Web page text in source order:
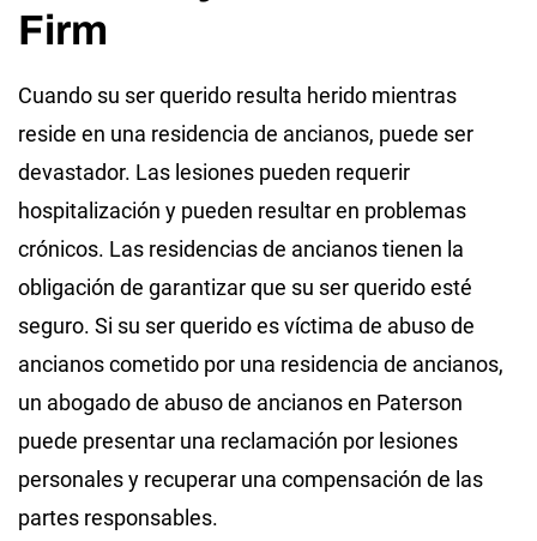
Firm
Cuando su ser querido resulta herido mientras
reside en una residencia de ancianos, puede ser
devastador. Las lesiones pueden requerir
hospitalización y pueden resultar en problemas
crónicos. Las residencias de ancianos tienen la
obligación de garantizar que su ser querido esté
seguro. Si su ser querido es víctima de abuso de
ancianos cometido por una residencia de ancianos,
un abogado de abuso de ancianos en Paterson
puede presentar una reclamación por lesiones
personales y recuperar una compensación de las
partes responsables.